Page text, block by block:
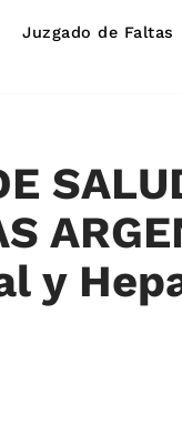
Juzgado de Faltas
y